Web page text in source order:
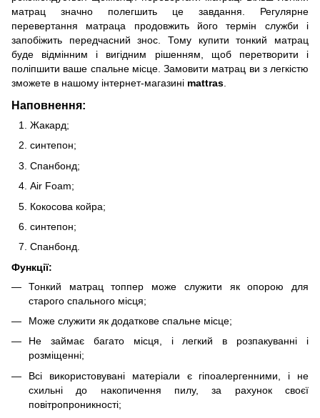
матрац значно полегшить це завдання. Регулярне
перевертання матраца продовжить його термін служби і
запобіжить передчасний знос. Тому купити тонкий матрац
буде відмінним і вигідним рішенням, щоб перетворити і
поліпшити ваше спальне місце. Замовити матрац ви з легкістю
зможете в нашому інтернет-магазині mattras
Наповнення:
Жакард;
синтепон;
Спанбонд;
Air Foam;
Кокосова койра;
синтепон;
Спанбонд.
Функції:
Тонкий матрац топпер може служити як опорою для
старого спального місця;
Може служити як додаткове спальне місце;
Не займає багато місця, і легкий в розпакуванні і
розміщенні;
Всі використовувані матеріали є гіпоалергенними, і не
схильні до накопичення пилу, за рахунок своєї
повітропроникності;